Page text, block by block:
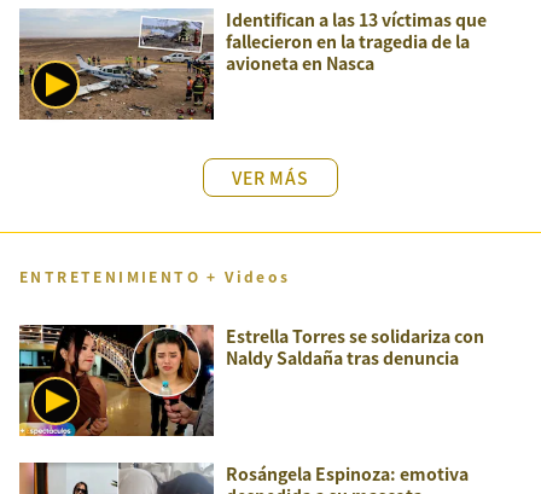
Identifican a las 13 víctimas que
fallecieron en la tragedia de la
avioneta en Nasca
VER MÁS
ENTRETENIMIENTO + Videos
Estrella Torres se solidariza con
Naldy Saldaña tras denuncia
Rosángela Espinoza: emotiva